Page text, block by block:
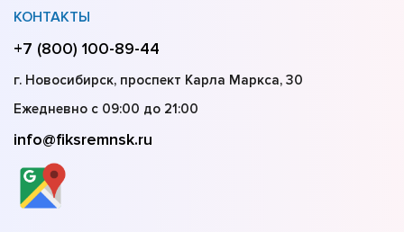
КОНТАКТЫ
+7 (800) 100-89-44
г. Новосибирск, проспект Карла Маркса, 30
Ежедневно с 09:00 до 21:00
info@fiksremnsk.ru